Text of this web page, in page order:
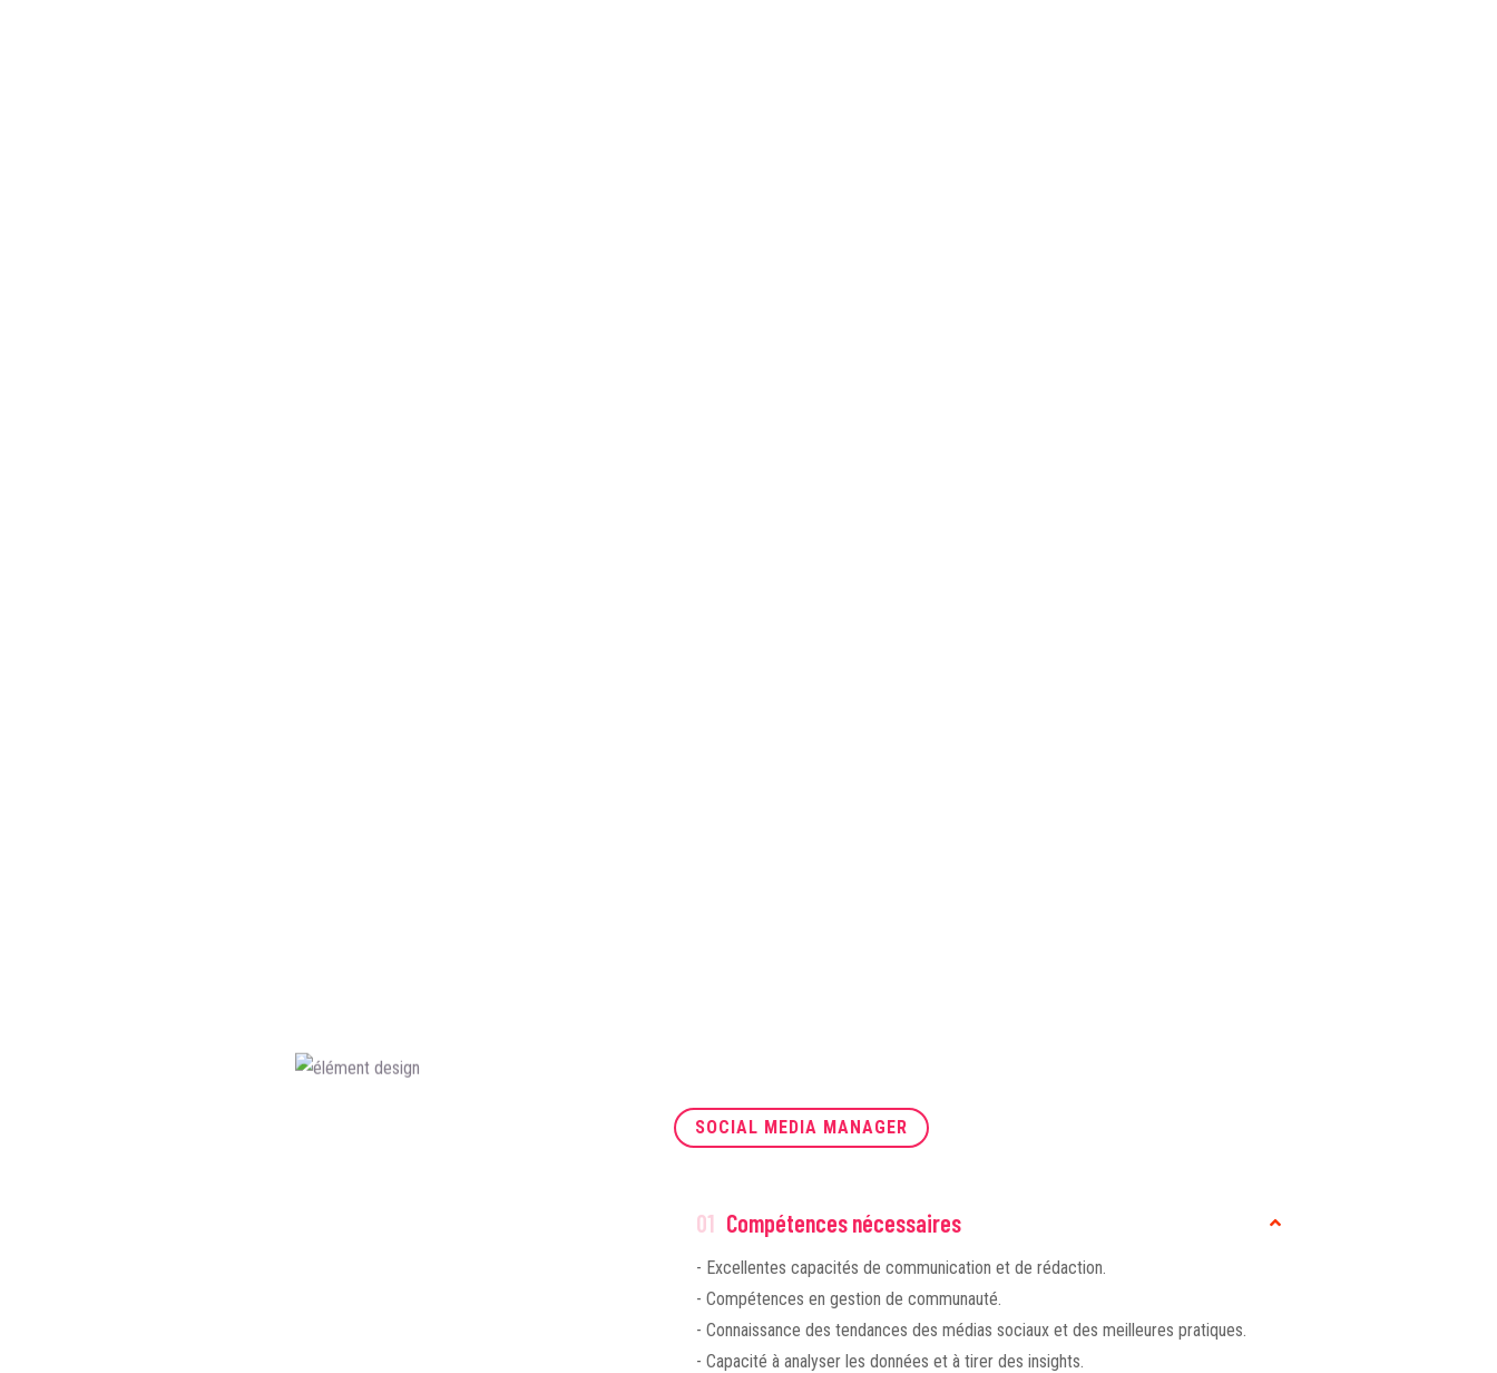
SOCIAL MEDIA MANAGER
01 Compétences nécessaires
- Excellentes capacités de communication et de rédaction.
- Compétences en gestion de communauté.
- Connaissance des tendances des médias sociaux et des meilleures pratiques.
- Capacité à analyser les données et à tirer des insights.